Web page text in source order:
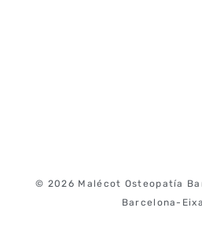
© 2026 Malécot Osteopatía
Barcelona-